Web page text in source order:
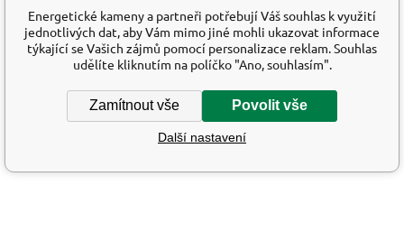
Energetické kameny a partneři potřebují Váš souhlas k využití
jednotlivých dat, aby Vám mimo jiné mohli ukazovat informace
týkající se Vašich zájmů pomocí personalizace reklam. Souhlas
udělíte kliknutím na políčko "Ano, souhlasím".
Zamítnout vše Povolit vše
Další nastavení